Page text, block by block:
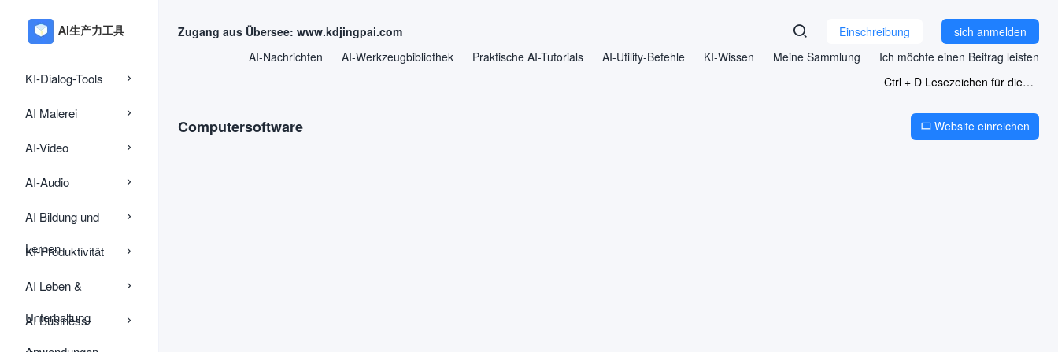
KI-Dialog-Tools
AI Malerei
AI-Video
AI-Audio
AI Bildung und
Lernen
KI-Produktivität
AI Leben &
Unterhaltung
AI Business-
Zugang aus Übersee: www.kdjingpai.com sich anmelden
Einschreibung
AI-Nachrichten
AI-Werkzeugbibliothek Praktische AI-Tutorials AI-Utility-Befehle KI-Wissen Meine Sammlung
Ich möchte einen Beitrag leisten
Ctrl + D Lesezeichen für diese Seite
Computersoftware  Website einreichen